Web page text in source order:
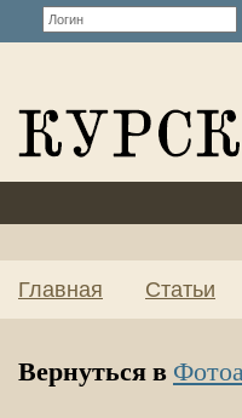
Главная Статьи
Вернуться в